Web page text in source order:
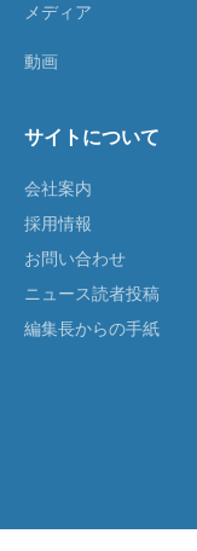
メディア
動画
サイトについて
会社案内
採用情報
お問い合わせ
ニュース読者投稿
編集長からの手紙